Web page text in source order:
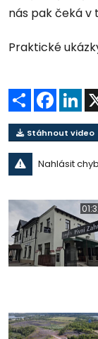
nás pak čeká v
Praktické
Sdílet
Stáhnout video
Nahlásit